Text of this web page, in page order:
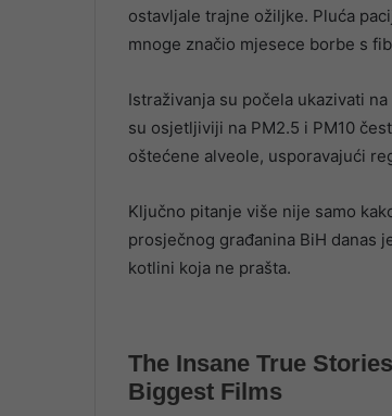
ostavljale trajne ožiljke. Pluća
mnoge značio mjesece borbe s
Istraživanja su počela ukazivati
su osjetljiviji na PM2.5 i PM10
oštećene alveole, usporavajući
Ključno pitanje više nije samo
prosječnog građanina BiH danas
kotlini koja ne prašta.